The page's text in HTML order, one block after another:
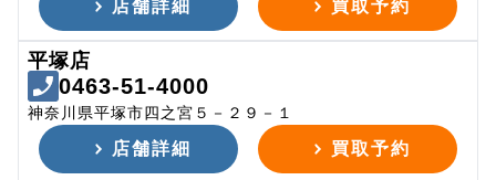
店舗詳細 買取予約
平塚店
0463-51-4000
神奈川県平塚市四之宮５－２９－１
店舗詳細 買取予約